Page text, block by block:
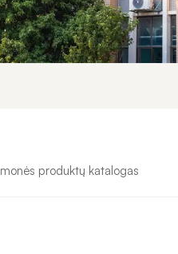
Įmonės produktų katalogas